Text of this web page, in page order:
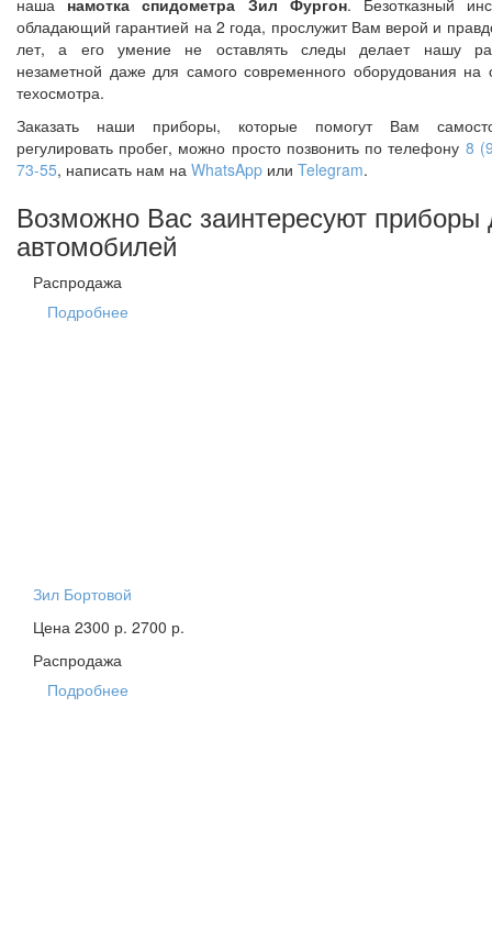
наша намотка спидометра Зил Фургон. Безотказный
обладающий гарантией на 2 года, прослужит Вам верой и
лет, а его умение не оставлять следы делает нашу
незаметной даже для самого современного оборудования на
техосмотра.
Заказать наши приборы, которые помогут Вам
регулировать пробег, можно просто позвонить по телефону 8
73-55, написать нам на WhatsApp или Telegram.
Возможно Вас заинтересуют приборы
автомобилей
Распродажа
Подробнее
Зил Бортовой
Цена 2300 р. 2700 р.
Распродажа
Подробнее